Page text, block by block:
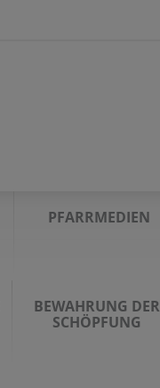
PFARRMEDIEN
BEWAHRUNG DER
SCHÖPFUNG